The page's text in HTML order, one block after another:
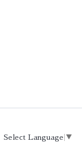
Select Language ▼